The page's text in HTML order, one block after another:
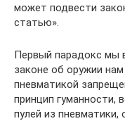
может подвести
статью».
Первый парадокс мы
законе об оружии
пневматикой
принцип гуманности,
пулей из пневматики,